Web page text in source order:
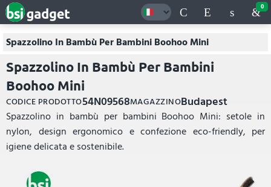
0
Spazzolino In Bambù Per Bambini Boohoo Mini
Spazzolino In Bambù Per Bambini
Boohoo Mini
CODICE PRODOTTO54N09568MAGAZZINOBudapest
Spazzolino in bambù per bambini Boohoo Mini: setole in
nylon, design ergonomico e confezione eco-friendly, per
igiene delicata e sostenibile.